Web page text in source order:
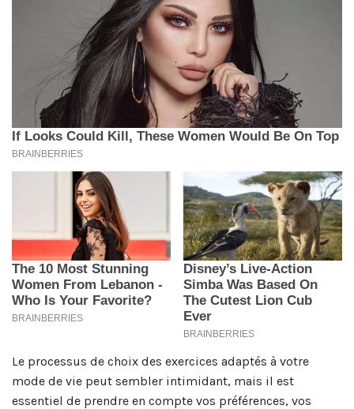
Le processus de choix des exercices adaptés à votre
mode de vie peut sembler intimidant, mais il est
essentiel de prendre en compte vos préférences, vos